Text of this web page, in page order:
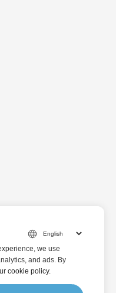
we use
and ads. By
cookie policy.